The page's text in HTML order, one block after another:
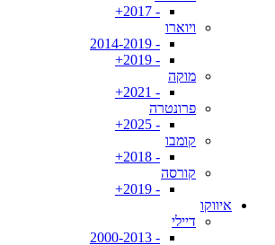
- 2017+
ויוארו
- 2014-2019
- 2019+
מוקה
- 2021+
פרונטרה
- 2025+
קומבו
- 2018+
קורסה
- 2019+
איווקו
דיילי
- 2000-2013